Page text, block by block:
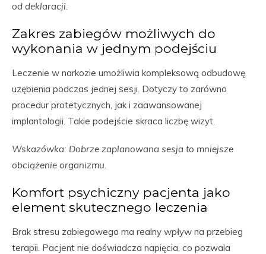
od deklaracji.
Zakres zabiegów możliwych do
wykonania w jednym podejściu
Leczenie w narkozie umożliwia kompleksową odbudowę
uzębienia podczas jednej sesji. Dotyczy to zarówno
procedur protetycznych, jak i zaawansowanej
implantologii. Takie podejście skraca liczbę wizyt.
Wskazówka: Dobrze zaplanowana sesja to mniejsze
obciążenie organizmu.
Komfort psychiczny pacjenta jako
element skutecznego leczenia
Brak stresu zabiegowego ma realny wpływ na przebieg
terapii. Pacjent nie doświadcza napięcia, co pozwala